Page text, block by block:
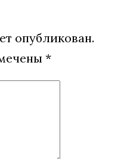
опубликован.
*